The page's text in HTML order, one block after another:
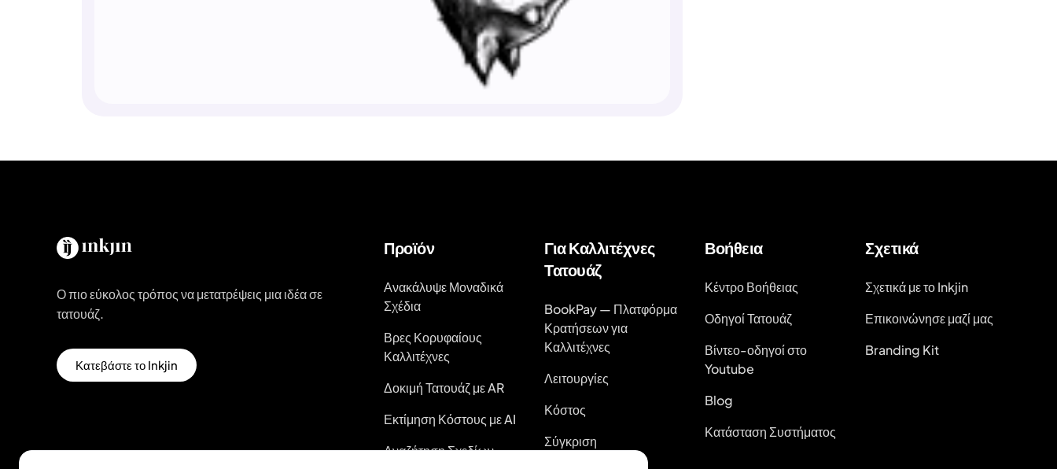
Ο πιο εύκολος τρόπος να μετατρέψεις μια ιδέα σε
τατουάζ.
Κατεβάστε το Inkjin
Προϊόν
Ανακάλυψε Μοναδικά
Σχέδια
Βρες Κορυφαίους
Καλλιτέχνες
Δοκιμή Τατουάζ με AR
Εκτίμηση Κόστους με AI
Αναζήτηση Σχεδίων
Για Καλλιτέχνες
Τατουάζ
BookPay — Πλατφόρμα
Κρατήσεων για
Καλλιτέχνες
Λειτουργίες
Κόστος
Σύγκριση
Βοήθεια
Κέντρο Βοήθειας
Οδηγοί Τατουάζ
Βίντεο-οδηγοί στο
Youtube
Blog
Κατάσταση Συστήματος
Σχετικά
Σχετικά με το Inkjin
Επικοινώνησε μαζί μας
Branding Kit